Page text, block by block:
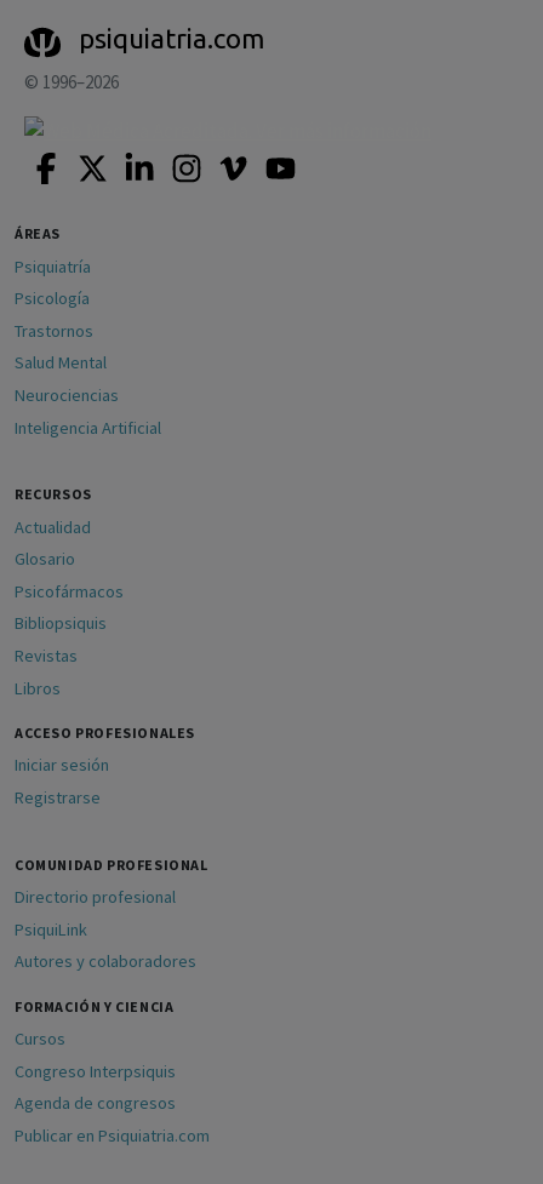
psiquiatria.com
© 1996–2026
ÁREAS
Psiquiatría
Psicología
Trastornos
Salud Mental
Neurociencias
Inteligencia Artificial
RECURSOS
Actualidad
Glosario
Psicofármacos
Bibliopsiquis
Revistas
Libros
ACCESO PROFESIONALES
Iniciar sesión
Registrarse
COMUNIDAD PROFESIONAL
Directorio profesional
PsiquiLink
Autores y colaboradores
FORMACIÓN Y CIENCIA
Cursos
Congreso Interpsiquis
Agenda de congresos
Publicar en Psiquiatria.com